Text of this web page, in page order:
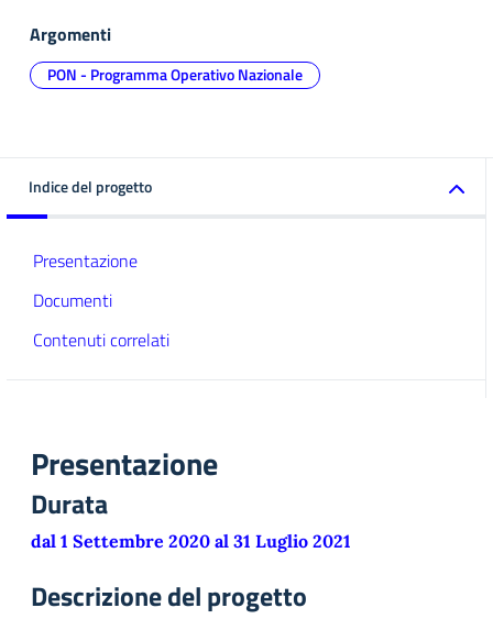
Argomenti
PON - Programma Operativo Nazionale
Indice del progetto
Presentazione
Documenti
Contenuti correlati
Presentazione
Durata
dal 1 Settembre 2020 al 31 Luglio 2021
Descrizione del progetto